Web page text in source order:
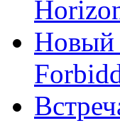
Новый